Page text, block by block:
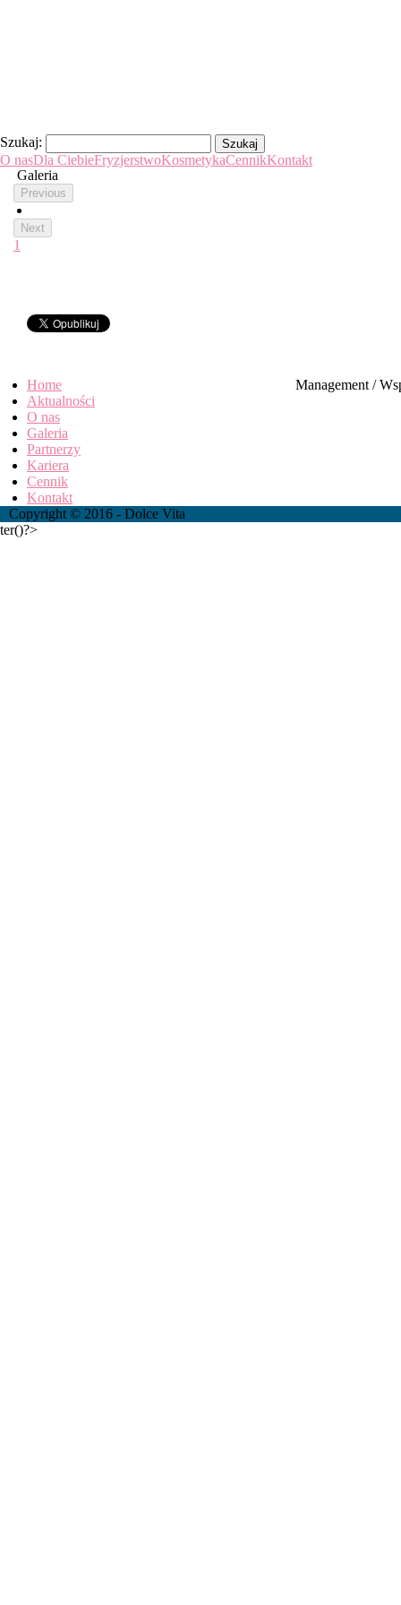
Szukaj:
O nasDla CiebieFryzjerstwoKosmetykaCennikKontakt
Galeria
1
Home
Aktualności
O nas
Galeria
Partnerzy
Kariera
Cennik
Kontakt
Management /
Copyright © 2016 - Dolce Vita
ter()?>